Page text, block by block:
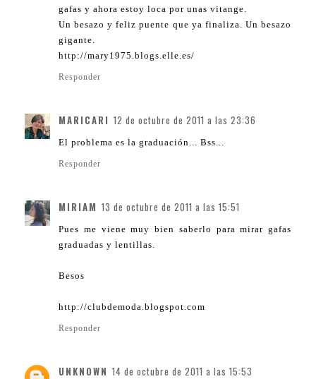
gafas y ahora estoy loca por unas vitange.
Un besazo y feliz puente que ya finaliza. Un besazo
gigante.
http://mary1975.blogs.elle.es/
Responder
MARICARI 12 de octubre de 2011 a las 23:36
El problema es la graduación... Bss...
Responder
MIRIAM 13 de octubre de 2011 a las 15:51
Pues me viene muy bien saberlo para mirar gafas
graduadas y lentillas.
Besos
http://clubdemoda.blogspot.com
Responder
UNKNOWN 14 de octubre de 2011 a las 15:53